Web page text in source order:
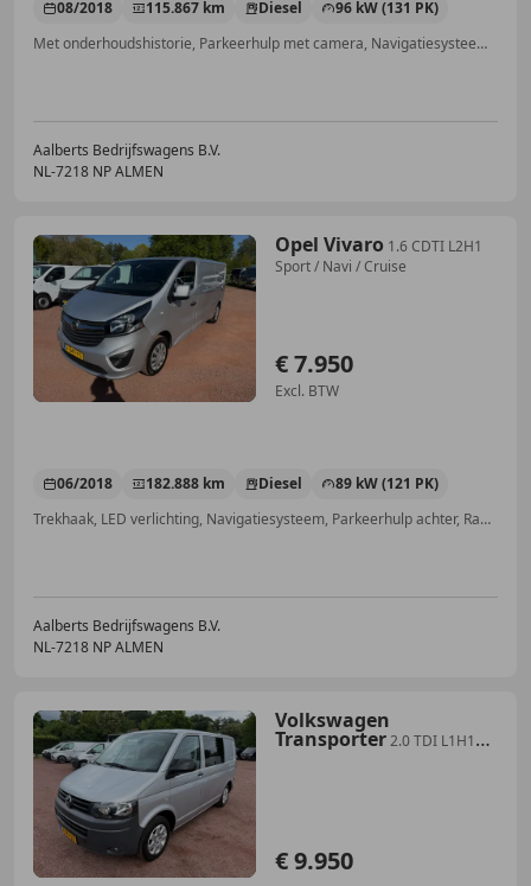
08/2018 115.867 km Diesel
96 kW (131 PK)
Met onderhoudshistorie, Parkeerhulp met camera, Navigatiesysteem, Traction control, Airconditioning, Bluetooth, Radio, Lendensteun
Aalberts Bedrijfswagens B.V.
NL-7218 NP ALMEN
Opel Vivaro 1.6 CDTI L2H1
Sport / Navi / Cruise
€ 7.950
Excl. BTW
06/2018 182.888 km Diesel
89 kW (121 PK)
Trekhaak, LED verlichting, Navigatiesysteem, Parkeerhulp achter, Radio, Elektrische ramen, Airconditioning, Multifunctioneel stuurwiel
Aalberts Bedrijfswagens B.V.
NL-7218 NP ALMEN
Volkswagen
Transporter2.0 TDI L1H1
€ 9.950